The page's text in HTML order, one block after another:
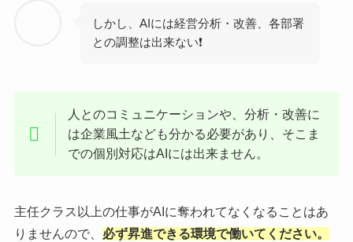
しかし、AIには経営分析・改善、各部署
との調整は出来ない❗
人とのコミュニケーションや、分析・改善に
は企業風土なども分かる必要があり、そこま
での個別対応はAIには出来ません。
主任クラス以上の仕事がAIに奪われてなくなることはあ
りませんので、 必ず昇進できる環境で働いてください。